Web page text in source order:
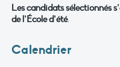
Les candidats sélectionnés
de l’École d’été.
Calendrier